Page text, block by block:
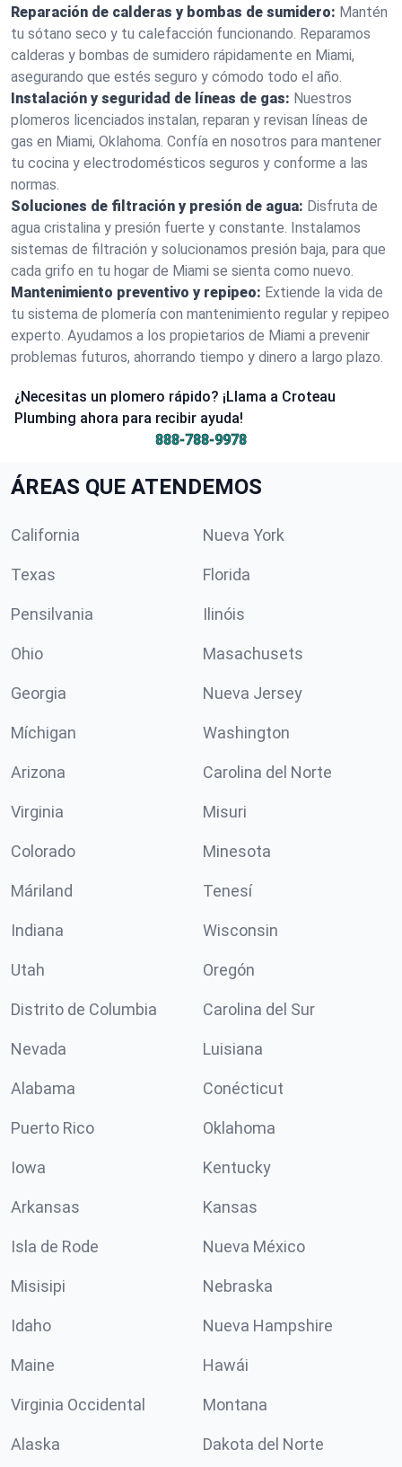
Reparación de calderas y bombas de sumidero: Mantén
tu sótano seco y tu calefacción funcionando. Reparamos
calderas y bombas de sumidero rápidamente en Miami,
asegurando que estés seguro y cómodo todo el año.
Instalación y seguridad de líneas de gas: Nuestros
plomeros licenciados instalan, reparan y revisan líneas de
gas en Miami, Oklahoma. Confía en nosotros para mantener
tu cocina y electrodomésticos seguros y conforme a las
normas.
Soluciones de filtración y presión de agua: Disfruta de
agua cristalina y presión fuerte y constante. Instalamos
sistemas de filtración y solucionamos presión baja, para que
cada grifo en tu hogar de Miami se sienta como nuevo.
Mantenimiento preventivo y repipeo: Extiende la vida de
tu sistema de plomería con mantenimiento regular y repipeo
experto. Ayudamos a los propietarios de Miami a prevenir
problemas futuros, ahorrando tiempo y dinero a largo plazo.
¿Necesitas un plomero rápido? ¡Llama a Croteau
Plumbing ahora para recibir ayuda!
888-788-9978
ÁREAS QUE ATENDEMOS
California Nueva York
Texas Florida
Pensilvania Ilinóis
Ohio Masachusets
Georgia Nueva Jersey
Míchigan Washington
Arizona Carolina del Norte
Virginia Misuri
Colorado Minesota
Máriland Tenesí
Indiana Wisconsin
Utah Oregón
Distrito de Columbia Carolina del Sur
Nevada Luisiana
Alabama Conécticut
Puerto Rico Oklahoma
Iowa Kentucky
Arkansas Kansas
Isla de Rode Nueva México
Misisipi Nebraska
Idaho Nueva Hampshire
Maine Hawái
Virginia Occidental Montana
Alaska Dakota del Norte